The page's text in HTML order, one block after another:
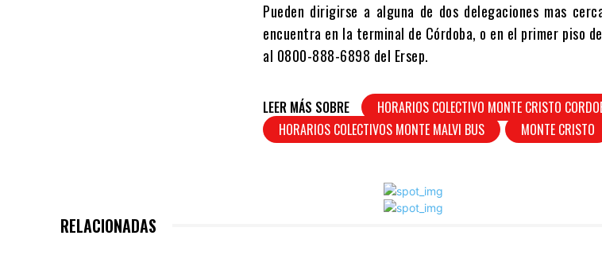
Pueden dirigirse a alguna de dos delegaciones mas
encuentra en la terminal de Córdoba, o en el primer piso
al 0800-888-6898 del Ersep.
LEER MÁS SOBRE
HORARIOS COLECTIVO MONTE CRISTO
HORARIOS COLECTIVOS MONTE MALVI BUS
MONTE CRISTO
RELACIONADAS